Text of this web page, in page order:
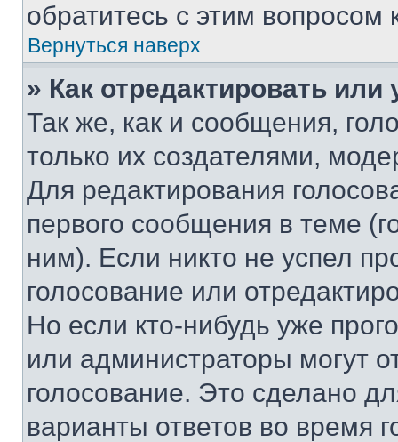
обратитесь с этим вопросом
Вернуться наверх
» Как отредактировать
Так же, как и сообщения,
только их создателями,
Для редактирования
первого сообщения в теме
ним). Если никто не успел
голосование или
Но если кто-нибудь уже
или администраторы могут
голосование. Это сделано
варианты ответов во время